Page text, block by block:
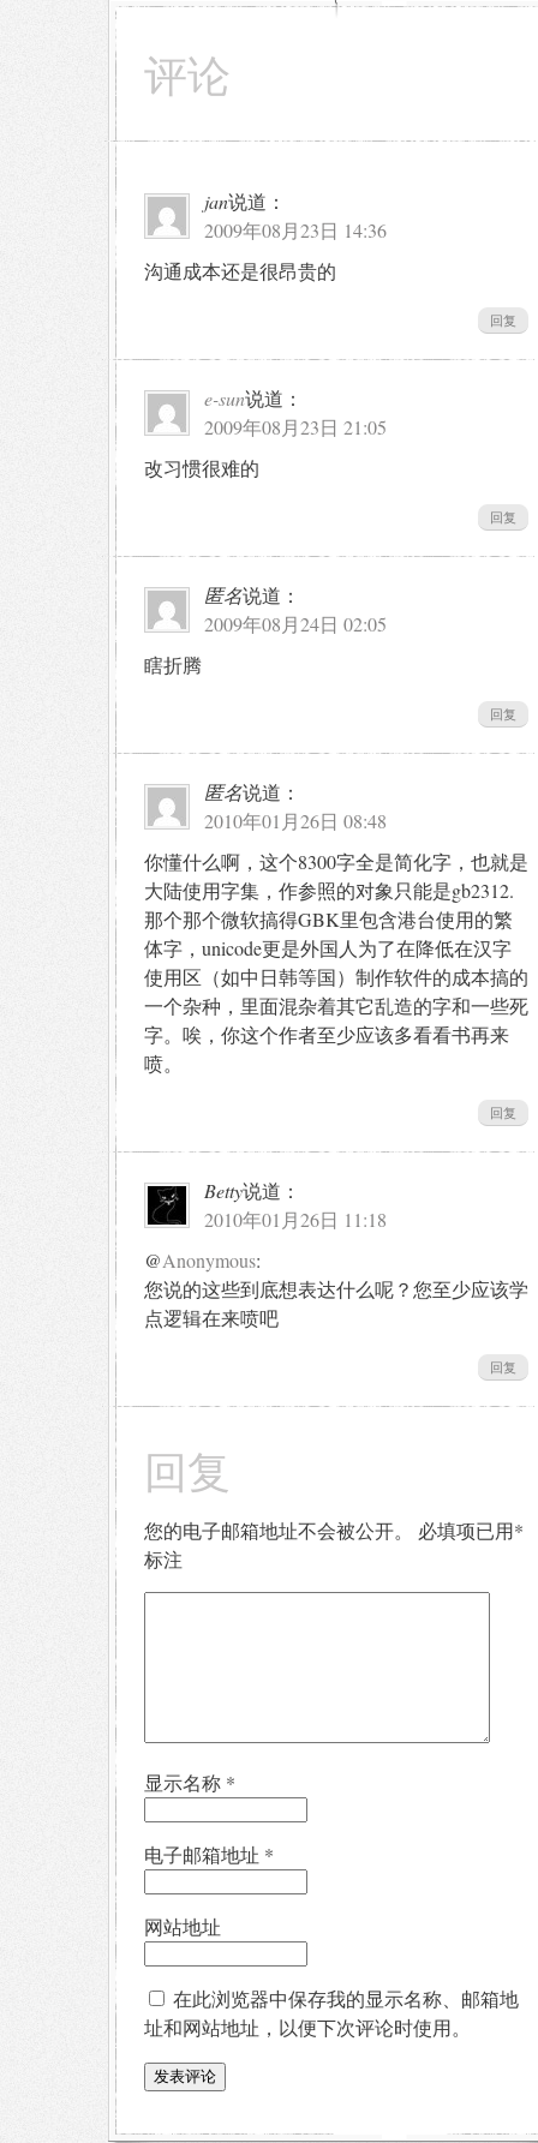
评论
jan说道：
2009年08月23日 14:36
沟通成本还是很昂贵的
回复
e-sun说道：
2009年08月23日 21:05
改习惯很难的
回复
匿名说道：
2009年08月24日 02:05
瞎折腾
回复
匿名说道：
2010年01月26日 08:48
你懂什么啊，这个8300字全是简化字，也就是
大陆使用字集，作参照的对象只能是gb2312.
那个那个微软搞得GBK里包含港台使用的繁
体字，unicode更是外国人为了在降低在汉字
使用区（如中日韩等国）制作软件的成本搞的
一个杂种，里面混杂着其它乱造的字和一些死
字。唉，你这个作者至少应该多看看书再来
喷。
回复
Betty说道：
2010年01月26日 11:18
@Anonymous:
您说的这些到底想表达什么呢？您至少应该学
点逻辑在来喷吧
回复
回复
您的电子邮箱地址不会被公开。 必填项已用*
标注
显示名称 *
电子邮箱地址 *
网站地址
在此浏览器中保存我的显示名称、邮箱地
址和网站地址，以便下次评论时使用。